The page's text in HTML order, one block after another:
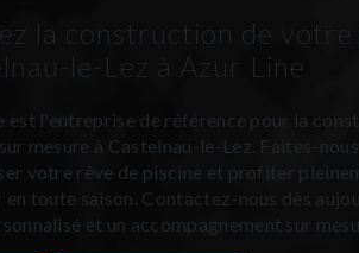
la construction de votre
le-Lez à Azur Line
est l'entreprise de référence pour la
mesure à Castelnau-le-Lez. Faites-
votre rêve de piscine et profiter
en toute saison. Contactez-nous dès
et un accompagnement sur